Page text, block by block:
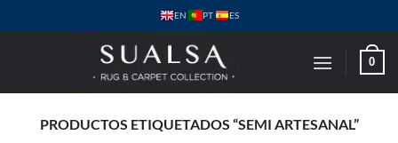
al
EN PT ES
0
PRODUCTOS ETIQUETADOS “SEMI ARTESANAL”